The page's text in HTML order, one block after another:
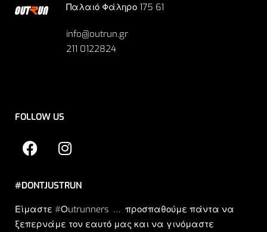
Παλαιό Φάληρο 175 61
info@outrun.gr
211 0122824
FOLLOW US
#DONTJUSTRUN
Είμαστε #Οutrunners … προσπαθούμε πάντα να
ξεπερνάμε τον εαυτό μας και να γινόμαστε